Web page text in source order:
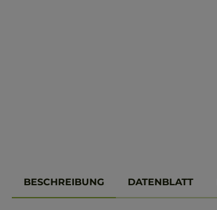
BESCHREIBUNG DATENBLATT